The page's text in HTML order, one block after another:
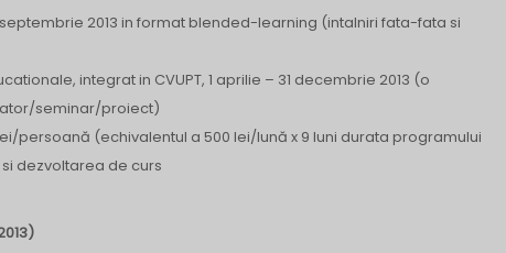
2013 in format blended-learning (intalniri fata-fata si
integrat in CVUPT, 1 aprilie – 31 decembrie 2013 (o
seminar/proiect)
persoană (echivalentul a 500 lei/lună x 9 luni durata programului
dezvoltarea de curs